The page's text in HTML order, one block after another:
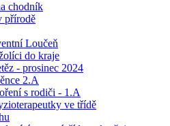
chodník
přírodě
Loučeň
do kraje
- prosinec 2024
2.A
s rodiči - 1.A
ve třídě